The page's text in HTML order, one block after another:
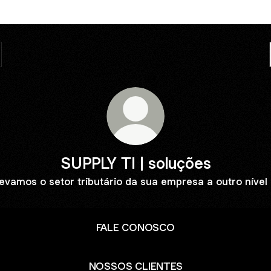
SUPPLY TI | soluções
o setor tributário da sua empresa a outro nível
FALE CONOSCO
NOSSOS CLIENTES